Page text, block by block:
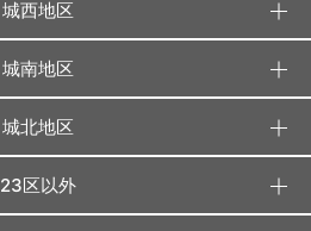
城西地区
城南地区
城北地区
23区以外